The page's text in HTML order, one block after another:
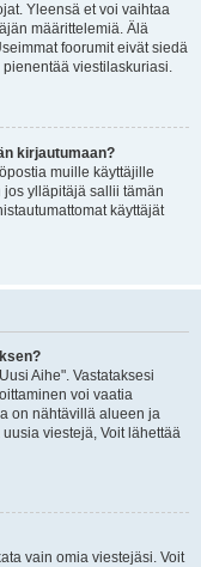
Yleensä et voi vaihtaa
määrittelemiä. Älä
foorumit eivät siedä
viestilaskuriasi.
kirjautumaan?
muille käyttäjille
ylläpitäjä sallii tämän
käyttäjät
Aihe". Vastataksesi
voi vaatia
on nähtävillä alueen ja
viestejä, Voit lähettää
vain omia viestejäsi. Voit